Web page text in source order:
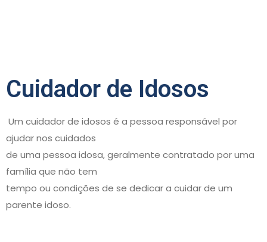
Cuidador de Idosos
Um cuidador de idosos é a pessoa responsável por
ajudar nos cuidados
de uma pessoa idosa, geralmente contratado por uma
família que não tem
tempo ou condições de se dedicar a cuidar de um
parente idoso.